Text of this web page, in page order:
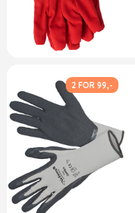
2 FOR 99,-